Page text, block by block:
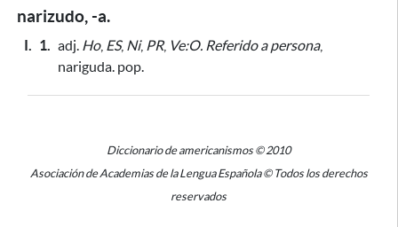
narizudo, -a.
I. 1. adj. Ho, ES, Ni, PR, Ve:O. Referido a persona,
nariguda. pop.
Diccionario de americanismos © 2010
Asociación de Academias de la Lengua Española © Todos los derechos
reservados